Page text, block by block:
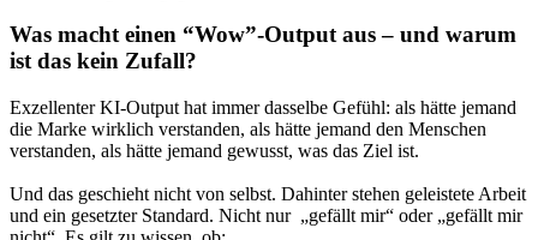
Was macht einen “Wow”-Output aus – und warum
ist das kein Zufall?
Exzellenter KI‑Output hat immer dasselbe Gefühl: als hätte jemand
die Marke wirklich verstanden, als hätte jemand den Menschen
verstanden, als hätte jemand gewusst, was das Ziel ist.
Und das geschieht nicht von selbst. Dahinter stehen geleistete Arbeit
und ein gesetzter Standard. Nicht nur „gefällt mir“ oder „gefällt mir